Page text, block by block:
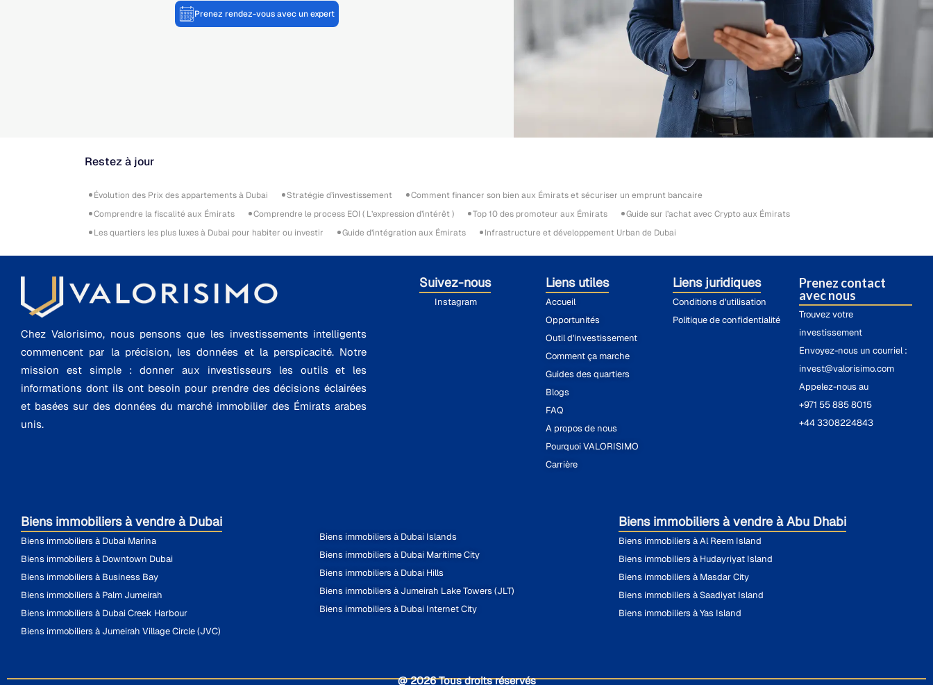
Prenez rendez-vous avec un expert
Restez à jour
Évolution des Prix des appartements à Dubai Stratégie d’investissement
Comment financer son bien aux Émirats et sécuriser un emprunt bancaire
Comprendre la fiscalité aux Émirats
Comprendre le process EOI ( L’expression d’intérêt ) Top 10 des promoteur aux Émirats
Guide sur l’achat avec Crypto aux Émirats
Les quartiers les plus luxes à Dubai pour habiter ou investir
Guide d’intégration aux Émirats Infrastructure et développement Urban de Dubai
Chez Valorisimo, nous pensons que les investissements intelligents
commencent par la précision, les données et la perspicacité. Notre
mission est simple : donner aux investisseurs les outils et les
informations dont ils ont besoin pour prendre des décisions éclairées
et basées sur des données du marché immobilier des Émirats arabes
unis.
Suivez-nous
Instagram
Liens utiles
Accueil
Opportunités
Outil d'investissement
Comment ça marche
Guides des quartiers
Blogs
FAQ
A propos de nous
Pourquoi VALORISIMO
Carrière
Liens juridiques
Conditions d'utilisation
Politique de confidentialité
Prenez contact
avec nous
Trouvez votre
investissement
Envoyez-nous un courriel :
invest@valorisimo.com
Appelez-nous au
+971 55 885 8015
+44 3308224843
Biens immobiliers à vendre à Dubai
Biens immobiliers à Dubai Marina
Biens immobiliers à Downtown Dubai
Biens immobiliers à Business Bay
Biens immobiliers à Palm Jumeirah
Biens immobiliers à Dubai Creek Harbour
Biens immobiliers à Jumeirah Village Circle (JVC)
Biens immobiliers à Dubai Islands
Biens immobiliers à Dubai Maritime City
Biens immobiliers à Dubai Hills
Biens immobiliers à Jumeirah Lake Towers (JLT)
Biens immobiliers à Dubai Internet City
Biens immobiliers à vendre à Abu Dhabi
Biens immobiliers à Al Reem Island
Biens immobiliers à Hudayriyat Island
Biens immobiliers à Masdar City
Biens immobiliers à Saadiyat Island
Biens immobiliers à Yas Island
@ 2026 Tous droits réservés